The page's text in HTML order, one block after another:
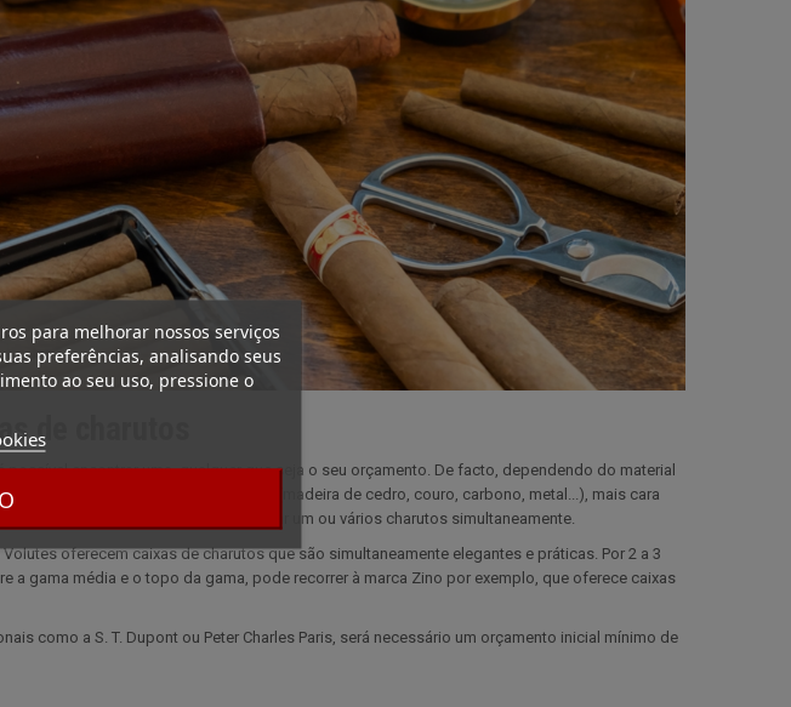
para melhorar nossos serviços
preferências, analisando seus
ao seu uso, pressione o
de charutos
encontrar uma, qualquer que seja o seu orçamento. De facto, dependendo do material
Quanto mais precioso for o material (madeira de cedro, couro, carbono, metal...), mais cara
formatos, para que possam transportar um ou vários charutos simultaneamente.
oferecem caixas de charutos que são simultaneamente elegantes e práticas. Por 2 a 3
a gama média e o topo da gama, pode recorrer à marca Zino por exemplo, que oferece caixas
como a S. T. Dupont ou Peter Charles Paris, será necessário um orçamento inicial mínimo de